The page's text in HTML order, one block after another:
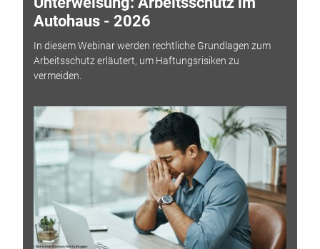
Autohaus - 2026
In diesem Webinar werden rechtliche Grundlagen zum
Arbeitsschutz erläutert, um Haftungsrisiken zu
vermeiden.